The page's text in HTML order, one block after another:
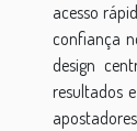
acesso
confiança
design
resultados